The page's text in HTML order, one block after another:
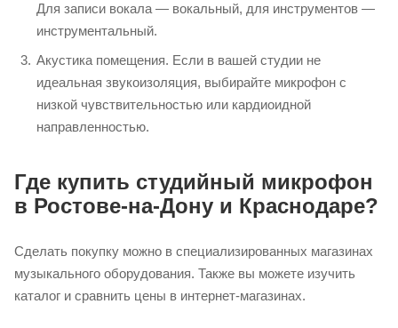
Для записи вокала — вокальный, для инструментов —
инструментальный.
Акустика помещения. Если в вашей студии не
идеальная звукоизоляция, выбирайте микрофон с
низкой чувствительностью или кардиоидной
направленностью.
Где купить студийный микрофон
в Ростове-на-Дону и Краснодаре?
Сделать покупку можно в специализированных магазинах
музыкального оборудования. Также вы можете изучить
каталог и сравнить цены в интернет-магазинах.